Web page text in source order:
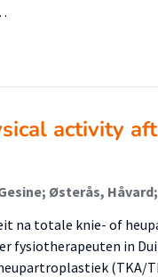
activity
na totale knie- of
fysiotherapeuten in
(TKA/